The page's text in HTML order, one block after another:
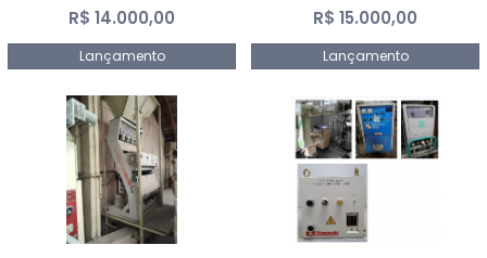
R$ 14.000,00
Lançamento
R$ 15.000,00
Lançamento